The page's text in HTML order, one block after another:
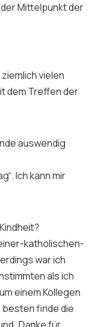
Mittelpunkt der
vielen
dem Treffen der
auswendig
Ich kann mir
katholischen-
war ich
als ich
einem Kollegen
besten finde die